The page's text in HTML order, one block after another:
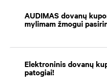
AUDIMAS dovanų
mylimam žmogui
Elektroninis dovanų
patogiai!